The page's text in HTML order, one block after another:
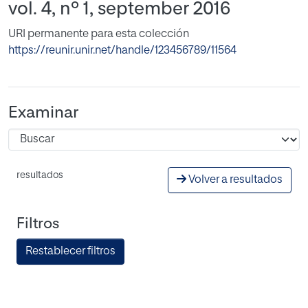
vol. 4, nº 1, september 2016
URI permanente para esta colección
https://reunir.unir.net/handle/123456789/11564
Examinar
resultados Volver a resultados
Filtros
Restablecer filtros